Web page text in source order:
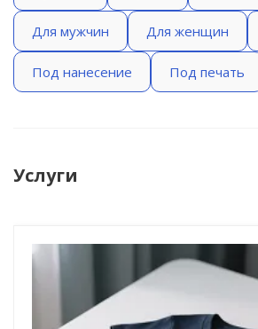
Для мужчин Для женщин
Под нанесение Под печать
Услуги